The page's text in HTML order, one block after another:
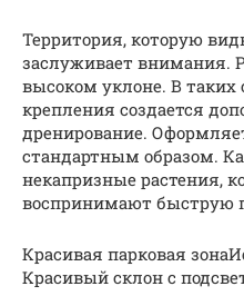
Территория, которую
заслуживает внимания.
высоком уклоне. В
крепления создается
дренирование.
стандартным образом.
некапризные растения,
воспринимают быструю
Красивая парковая
Красивый склон с